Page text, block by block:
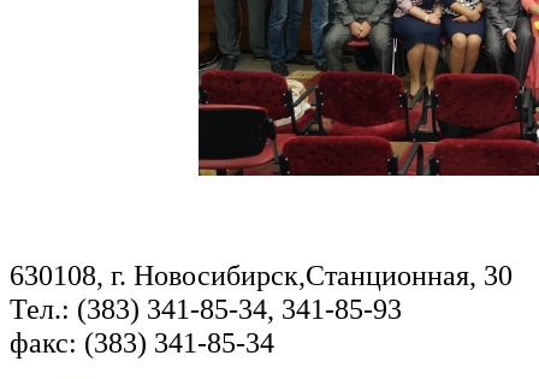
630108, г. Новосибирск,Станционная, 30
Тел.: (383) 341-85-34, 341-85-93
факс: (383) 341-85-34